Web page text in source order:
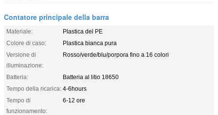
Contatore principale della barra
Materiale:
Plastica del PE
Colore di caso:
Plastica bianca pura
Versione di
illuminazione:
Rosso/verde/blu/porpora fino a 16 colori
Batteria:
Batteria al litio 18650
Tempo della ricarica: 4-6hours
Tempo di
funzionamento:
6-12 ore